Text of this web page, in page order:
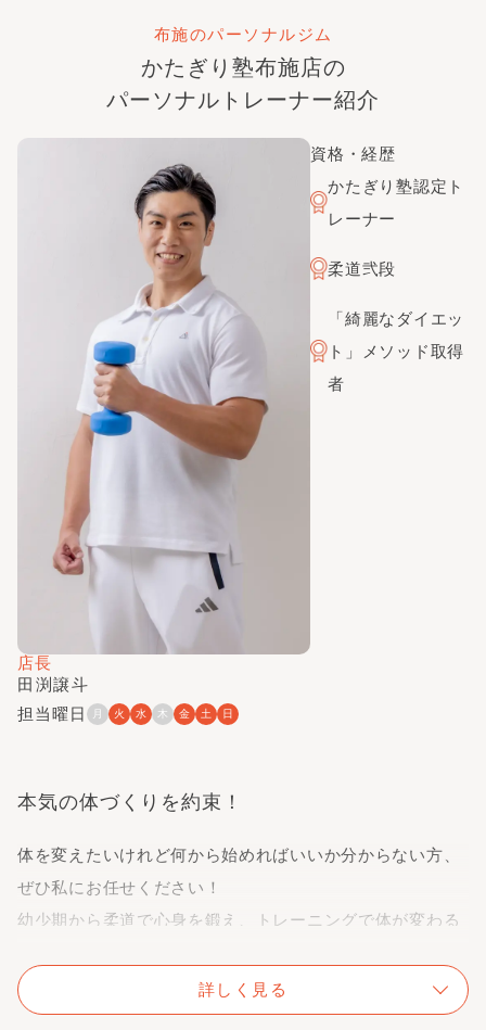
布施のパーソナルジム
かたぎり塾布施店の
パーソナルトレーナー紹介
店長
田渕譲斗
担当曜日
月 火 水 木 金 土 日
資格・経歴
かたぎり塾認定ト
レーナー
柔道弐段
「綺麗なダイエッ
ト」メソッド取得
者
本気の体づくりを約束！
体を変えたいけれど何から始めればいいか分からない方、
ぜひ私にお任せください！
幼少期から柔道で心身を鍛え、トレーニングで体が変わる
私は
フォーム指導を強みとしています
初心者にも
分かりやすいパーソナルトレーニングをモットーに、正し
詳しく見る